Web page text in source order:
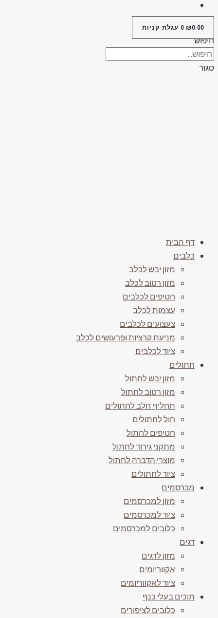
₪0.00
0 עגלת קניות
דף הבית
כלבים
מזון יבש לכלב
מזון רטוב לכלב
חטיפים לכלבים
עצמות לכלב
צעצועים לכלבים
מניעת קרציות ופרעושים לכלב
ציוד לכלבים
חתולים
מזון יבש לחתול
מזון רטוב לחתול
תחליף חלב לחתולים
חול לחתולים
חטיפים לחתול
מתקני גירוד לחתול
מוצרי הדברה לחתול
ציוד לחתולים
מכרסמים
מזון למכרסמים
ציוד למכרסמים
כלובים למכרסמים
דגים
מזון לדגים
אקווריומים
ציוד לאקווריומים
תוכים בעלי כנף
כלובים לציפורים